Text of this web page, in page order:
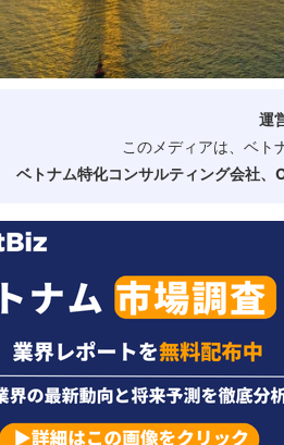
運
このメディアは、ベト
ベトナム特化コンサルティング会社、